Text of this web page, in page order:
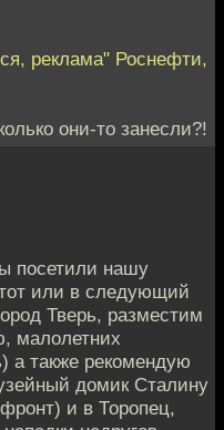
реклама" Роснефти,
они-то занесли?!
посетили нашу
или в следующий
Тверь, разместим
малолетних
а также рекомендую
домик Сталину
и в Торопец,